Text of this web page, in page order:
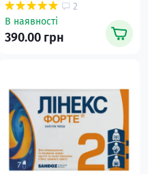
2
В наявності
390.00 грн